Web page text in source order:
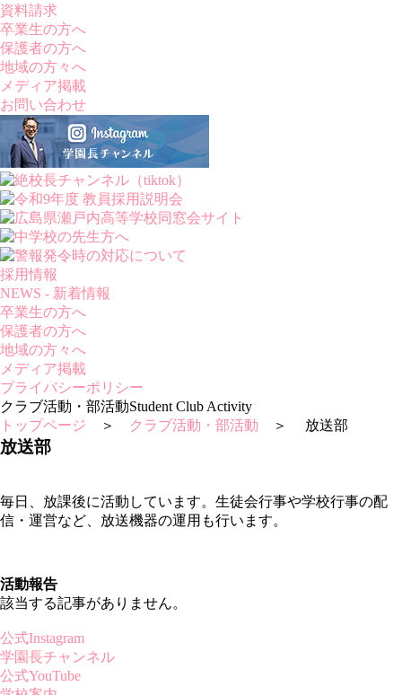
資料請求
卒業生の方へ
保護者の方へ
地域の方々へ
メディア掲載
お問い合わせ
採用情報
NEWS - 新着情報
卒業生の方へ
保護者の方へ
地域の方々へ
メディア掲載
プライバシーポリシー
クラブ活動・部活動Student Club Activity
トップページ ＞ クラブ活動・部活動 ＞ 放送部
放送部
毎日、放課後に活動しています。生徒会行事や学校行事の配
信・運営など、放送機器の運用も行います。
活動報告
該当する記事がありません。
公式Instagram
学園長チャンネル
公式YouTube